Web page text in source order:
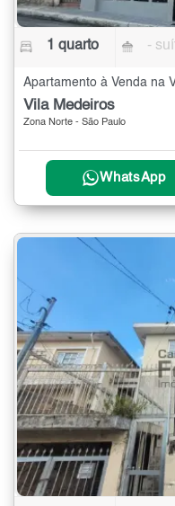
1 quarto -
Apartamento à Venda na
Vila Medeiros
Zona Norte - São Paulo
WhatsApp